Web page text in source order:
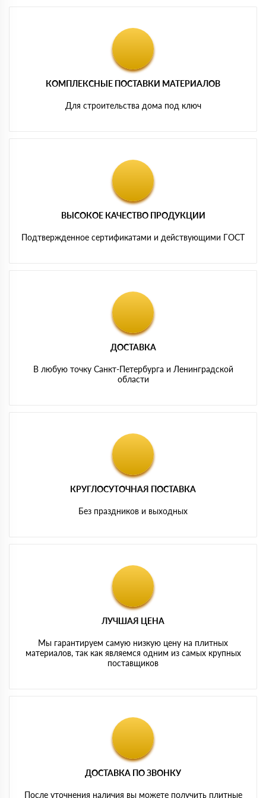
КОМПЛЕКСНЫЕ ПОСТАВКИ МАТЕРИАЛОВ
Для строительства дома под ключ
ВЫСОКОЕ КАЧЕСТВО ПРОДУКЦИИ
Подтвержденное сертификатами и действующими ГОСТ
ДОСТАВКА
В любую точку Санкт-Петербурга и Ленинградской
области
КРУГЛОСУТОЧНАЯ ПОСТАВКА
Без праздников и выходных
ЛУЧШАЯ ЦЕНА
Мы гарантируем самую низкую цену на плитных
материалов, так как являемся одним из самых крупных
поставщиков
ДОСТАВКА ПО ЗВОНКУ
После уточнения наличия вы можете получить плитные